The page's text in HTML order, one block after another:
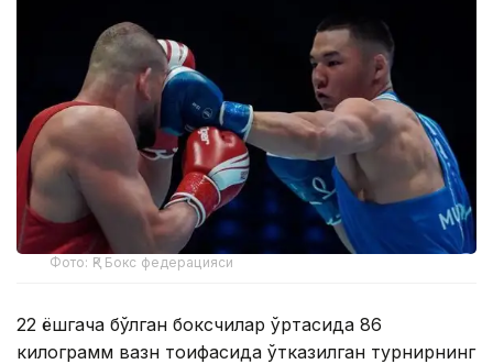
Фото: ҚР Бокс федерацияси
22 ёшгача бўлган боксчилар ўртасида 86
килограмм вазн тоифасида ўтказилган турнирнинг